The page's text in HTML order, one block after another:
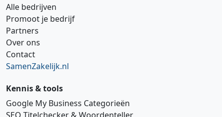
Alle bedrijven
Promoot je bedrijf
Partners
Over ons
Contact
SamenZakelijk.nl
Kennis & tools
Google My Business Categorieën